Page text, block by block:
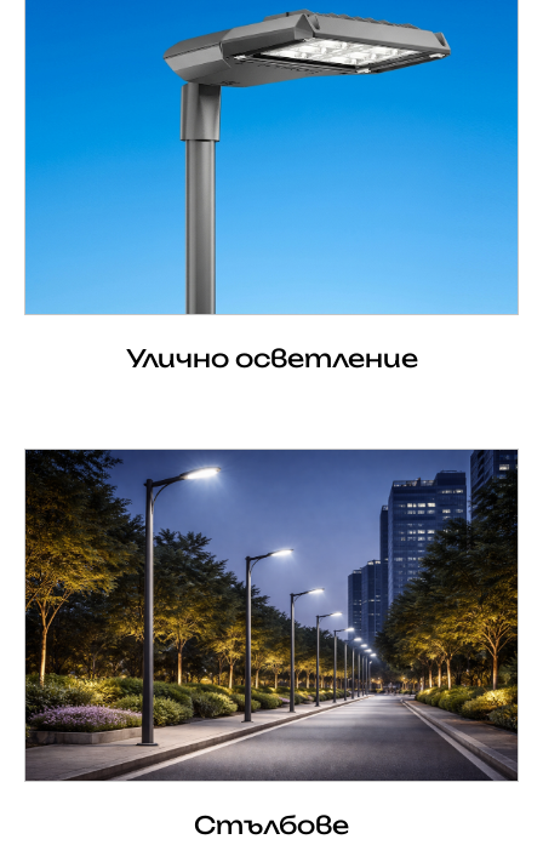
Улично осветление
Стълбове